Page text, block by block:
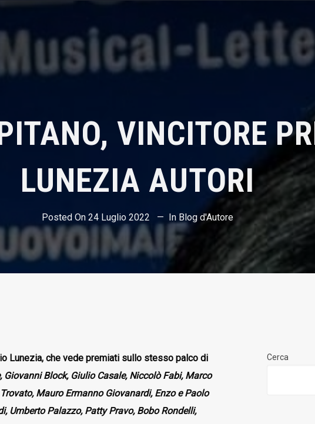
VINCITORE
LUNEZIA AUTORI
Posted On 24 Luglio 2022 In Blog d'Autore
Lunezia, che vede premiati sullo stesso palco di
Block, Giulio Casale, Niccolò Fabi, Marco
Mauro Ermanno Giovanardi, Enzo e Paolo
Umberto Palazzo, Patty Pravo, Bobo Rondelli,
Cerca